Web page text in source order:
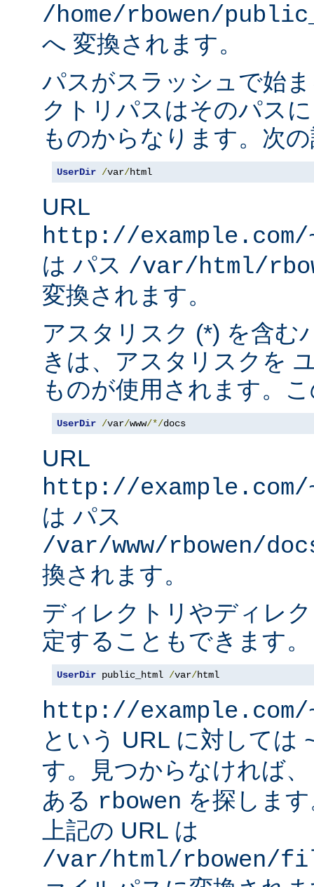
/home/rbowen/
へ 変換されます。
パスがスラッシュで始
クトリパスはそのパス
ものからなります。次
UserDir /var/html
URL
http://
は パス /var/html/
変換されます。
アスタリスク (*) を含む
きは、アスタリスクを
ものが使用されます。
UserDir /var/www/*/docs
URL
http://
は パス
/var/www/rbowen/
換されます。
ディレクトリやディレ
定することもできます。
UserDir public_html /var/html
http://
という URL に対しては
す。見つからなければ
ある rbowen を探しま
上記の URL は
/var/html/rbowen/